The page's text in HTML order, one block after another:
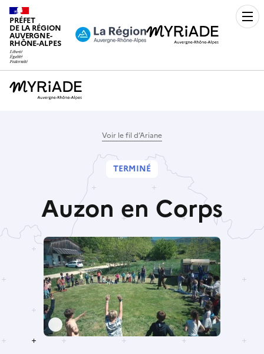
PRÉFET
DE LA RÉGION
AUVERGNE-
RHÔNE-ALPES
Voir le fil d’Ariane
TERMINÉ
Auzon en Corps